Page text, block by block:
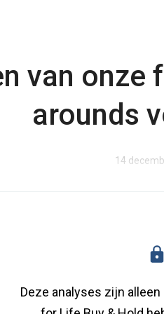
van onze
arounds
14
Deze analyses zijn